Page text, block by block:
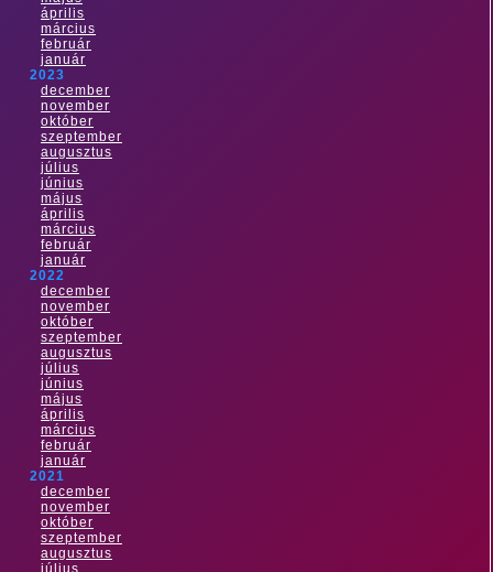
április
március
február
január
2023
december
november
október
szeptember
augusztus
július
június
május
április
március
február
január
2022
december
november
október
szeptember
augusztus
július
június
május
április
március
február
január
2021
december
november
október
szeptember
augusztus
július